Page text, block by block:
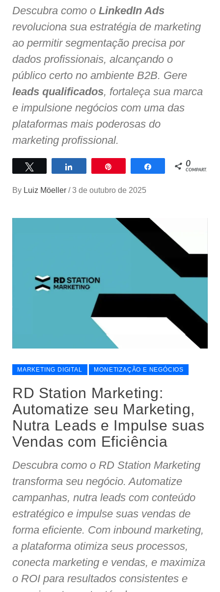
Descubra como o LinkedIn Ads
revoluciona sua estratégia de marketing
ao permitir segmentação precisa por
dados profissionais, alcançando o
público certo no ambiente B2B. Gere
leads qualificados, fortaleça sua marca
e impulsione negócios com uma das
plataformas mais poderosas do
marketing profissional.
Compartilhar Compartilhar
0
COMPART.
By Luiz Möeller / 3 de outubro de 2025
MARKETING DIGITAL MONETIZAÇÃO E NEGÓCIOS
RD Station Marketing:
Automatize seu Marketing,
Nutra Leads e Impulse suas
Vendas com Eficiência
Descubra como o RD Station Marketing
transforma seu negócio. Automatize
campanhas, nutra leads com conteúdo
estratégico e impulse suas vendas de
forma eficiente. Com inbound marketing,
a plataforma otimiza seus processos,
conecta marketing e vendas, e maximiza
o ROI para resultados consistentes e